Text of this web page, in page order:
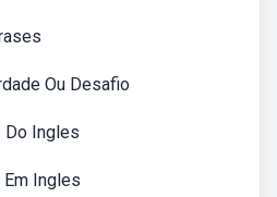
Ou Desafio
Do Ingles
Ingles